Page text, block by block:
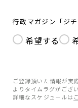
行政マガジン「ジ
希望する
ご登録頂いた情報が実
よりタイムラグがござい
詳細なスケジュールは